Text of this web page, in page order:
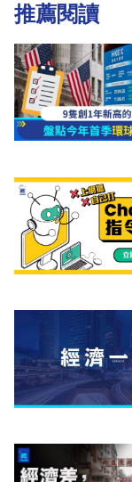
推薦閱讀